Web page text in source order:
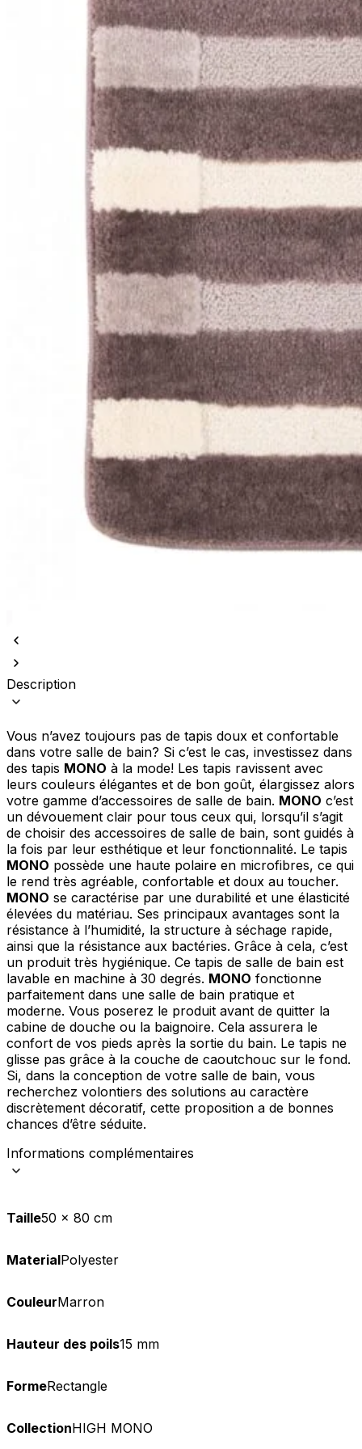
Description
Vous n’avez toujours pas de tapis doux et confortable
dans votre salle de bain? Si c’est le cas, investissez dans
des tapis MONO à la mode! Les tapis ravissent avec
leurs couleurs élégantes et de bon goût, élargissez alors
votre gamme d’accessoires de salle de bain. MONO c’est
un dévouement clair pour tous ceux qui, lorsqu’il s’agit
de choisir des accessoires de salle de bain, sont guidés à
la fois par leur esthétique et leur fonctionnalité. Le tapis
MONO possède une haute polaire en microfibres, ce qui
le rend très agréable, confortable et doux au toucher.
MONO se caractérise par une durabilité et une élasticité
élevées du matériau. Ses principaux avantages sont la
résistance à l’humidité, la structure à séchage rapide,
ainsi que la résistance aux bactéries. Grâce à cela, c’est
un produit très hygiénique. Ce tapis de salle de bain est
lavable en machine à 30 degrés. MONO fonctionne
parfaitement dans une salle de bain pratique et
moderne. Vous poserez le produit avant de quitter la
cabine de douche ou la baignoire. Cela assurera le
confort de vos pieds après la sortie du bain. Le tapis ne
glisse pas grâce à la couche de caoutchouc sur le fond.
Si, dans la conception de votre salle de bain, vous
recherchez volontiers des solutions au caractère
discrètement décoratif, cette proposition a de bonnes
chances d’être séduite.
Informations complémentaires
Taille50 x 80 cm
MaterialPolyester
CouleurMarron
Hauteur des poils15 mm
FormeRectangle
CollectionHIGH MONO